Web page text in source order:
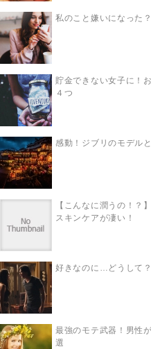
私のこと嫌いになった
貯金できない女子に！
４つ
感動！ジブリのモデル
【こんなに潤うの！？
スキンケアが凄い！
好きなのに…どうして
最強のモテ武器！男性
選